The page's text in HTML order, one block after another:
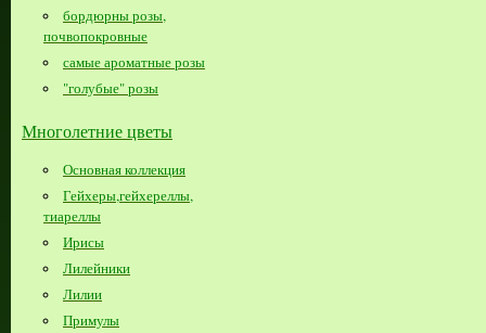
бордюрны розы,
почвопокровные
самые ароматные розы
"голубые" розы
Многолетние цветы
Основная коллекция
Гейхеры,гейхереллы,
тиареллы
Ирисы
Лилейники
Лилии
Примулы